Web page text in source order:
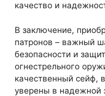
качество и
В заключение,
патронов – важный
безопасности и
огнестрельного
качественный сейф,
уверены в надежной